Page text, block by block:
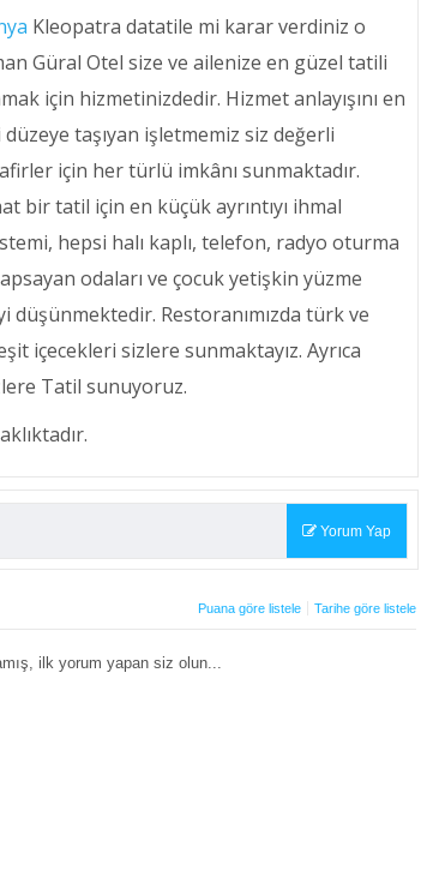
Kleopatra datatile mi karar verdiniz o
Güral Otel size ve ailenize en güzel tatili
için hizmetinizdedir. Hizmet anlayışını en
taşıyan işletmemiz siz değerli
için her türlü imkânı sunmaktadır.
bir tatil için en küçük ayrıntıyı ihmal
hepsi halı kaplı, telefon, radyo oturma
odaları ve çocuk yetişkin yüzme
düşünmektedir. Restoranımızda türk ve
içecekleri sizlere sunmaktayız. Ayrıca
Tatil sunuyoruz.
Yorum Yap
Puana göre listele Tarihe göre listele
ilk yorum yapan siz olun...